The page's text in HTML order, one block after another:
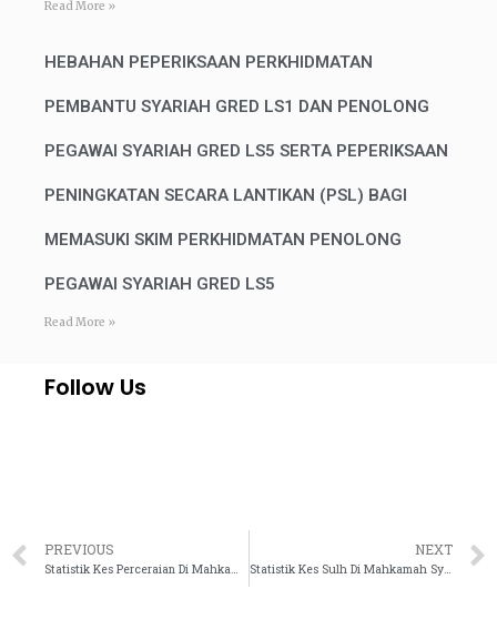
Read More »
HEBAHAN PEPERIKSAAN PERKHIDMATAN
PEMBANTU SYARIAH GRED LS1 DAN PENOLONG
PEGAWAI SYARIAH GRED LS5 SERTA PEPERIKSAAN
PENINGKATAN SECARA LANTIKAN (PSL) BAGI
MEMASUKI SKIM PERKHIDMATAN PENOLONG
PEGAWAI SYARIAH GRED LS5
Read More »
Follow Us
PREVIOUS
Statistik Kes Perceraian Di Mahkamah Syariah Malaysia Bagi Tahun 2019 & 2020
NEXT
Statistik Kes Sulh Di Mahkamah Syariah Malaysia Bagi Tahun 2019 & 2020